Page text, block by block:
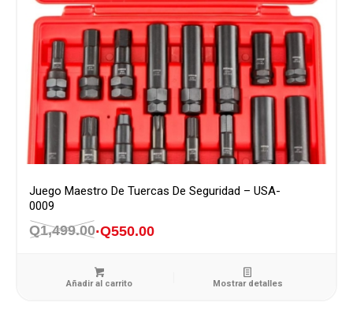
Juego Maestro De Tuercas De Seguridad – USA-
0009
Q1,499.00
El
original
Q550.00
El
Añadir al carrito Mostrar detalles